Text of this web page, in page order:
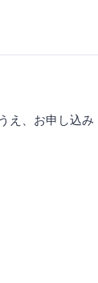
え、お申し込み